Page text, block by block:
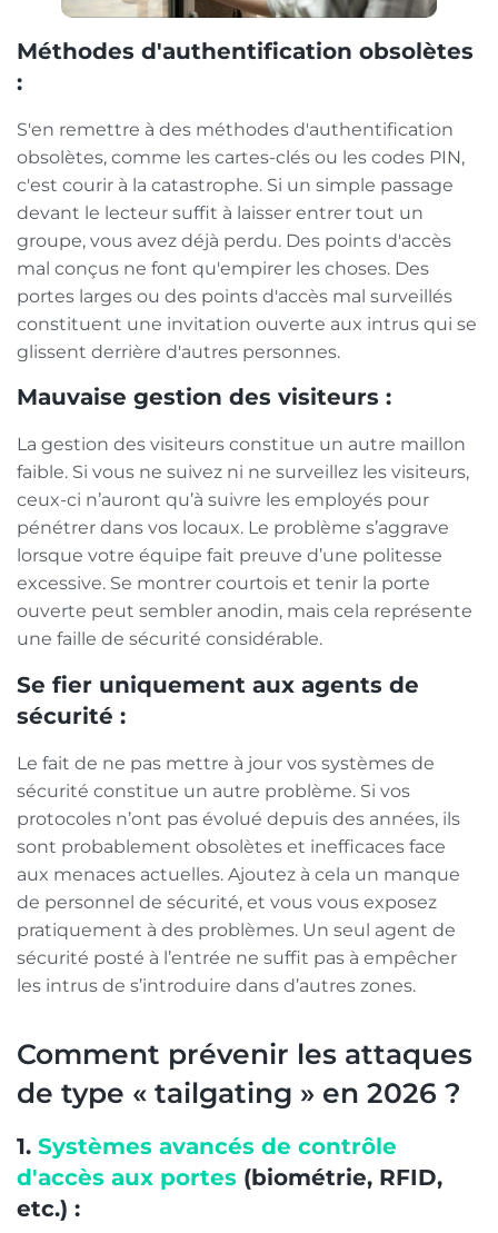
Méthodes d'authentification obsolètes
:
S'en remettre à des méthodes d'authentification
obsolètes, comme les cartes-clés ou les codes PIN,
c'est courir à la catastrophe. Si un simple passage
devant le lecteur suffit à laisser entrer tout un
groupe, vous avez déjà perdu. Des points d'accès
mal conçus ne font qu'empirer les choses. Des
portes larges ou des points d'accès mal surveillés
constituent une invitation ouverte aux intrus qui se
glissent derrière d'autres personnes.
Mauvaise gestion des visiteurs :
La gestion des visiteurs constitue un autre maillon
faible. Si vous ne suivez ni ne surveillez les visiteurs,
ceux-ci n’auront qu’à suivre les employés pour
pénétrer dans vos locaux. Le problème s’aggrave
lorsque votre équipe fait preuve d’une politesse
excessive. Se montrer courtois et tenir la porte
ouverte peut sembler anodin, mais cela représente
une faille de sécurité considérable.
Se fier uniquement aux agents de
sécurité :
Le fait de ne pas mettre à jour vos systèmes de
sécurité constitue un autre problème. Si vos
protocoles n’ont pas évolué depuis des années, ils
sont probablement obsolètes et inefficaces face
aux menaces actuelles. Ajoutez à cela un manque
de personnel de sécurité, et vous vous exposez
pratiquement à des problèmes. Un seul agent de
sécurité posté à l’entrée ne suffit pas à empêcher
les intrus de s’introduire dans d’autres zones.
Comment prévenir les attaques
de type « tailgating » en 2026 ?
1. Systèmes avancés de contrôle
d'accès aux portes (biométrie, RFID,
etc.) :